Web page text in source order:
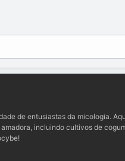
de entusiastas da micologia.
incluindo cultivos de